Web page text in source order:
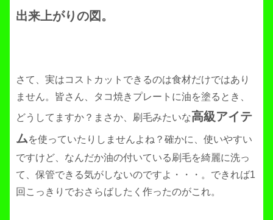
出来上がりの図。
さて、実はコストカットできるのは食材だけではあり
ません。皆さん、タコ焼きプレートに油を塗るとき、
どうしてますか？まさか、刷毛みたいな高級アイテ
ムを使っていたりしませんよね？確かに、使いやすい
ですけど、なんだか油の付いている刷毛を綺麗に洗っ
て、保管できる気がしないのですよ・・・。できれば1
回こっきりでおさらばしたく作ったのがこれ。